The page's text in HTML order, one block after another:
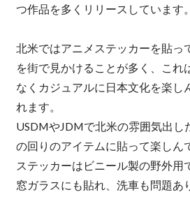
つ作品を多くリリースしています。
北米ではアニメステッカーを貼っ
を街で見かけることが多く、これ
なくカジュアルに日本文化を楽し
れます。
USDMやJDMで北米の雰囲気出し
の回りのアイテムに貼って楽しん
ステッカーはビニール製の野外用
窓ガラスにも貼れ、洗車も問題あ